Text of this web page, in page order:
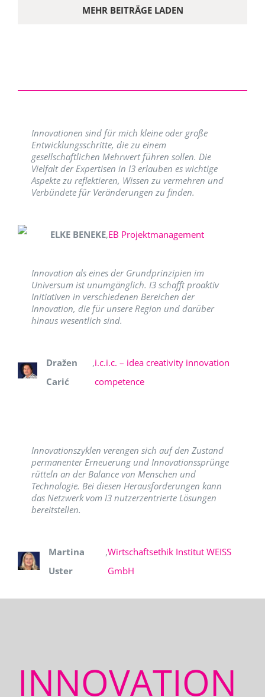
MEHR BEITRÄGE LADEN
Innovationen sind für mich kleine oder große
Entwicklungsschritte, die zu einem
gesellschaftlichen Mehrwert führen sollen. Die
Vielfalt der Expertisen in I3 erlauben es wichtige
Aspekte zu reflektieren, Wissen zu vermehren und
Verbündete für Veränderungen zu finden.
ELKE BENEKE,EB Projektmanagement
Innovation als eines der Grundprinzipien im
Universum ist unumgänglich. I3 schafft proaktiv
Initiativen in verschiedenen Bereichen der
Innovation, die für unsere Region und darüber
hinaus wesentlich sind.
Dražen
Carić
,i.c.i.c. – idea creativity innovation
competence
Innovationszyklen verengen sich auf den Zustand
permanenter Erneuerung und Innovationssprünge
rütteln an der Balance von Menschen und
Technologie. Bei diesen Herausforderungen kann
das Netzwerk vom I3 nutzerzentrierte Lösungen
bereitstellen.
Martina
Uster
,Wirtschaftsethik Institut WEISS
GmbH
INNOVATION